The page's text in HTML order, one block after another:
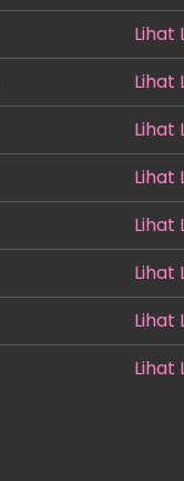
Lihat
Lihat
Lihat
Lihat
Lihat
Lihat
Lihat
Lihat